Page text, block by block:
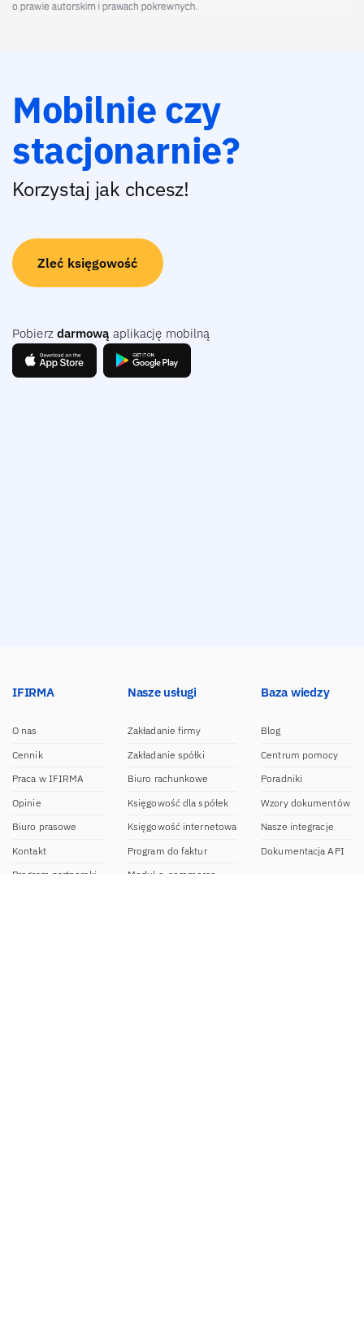
Mobilnie czy
stacjonarnie?
Korzystaj jak chcesz!
Zleć księgowość
Pobierz darmową aplikację mobilną
IFIRMA
O nas
Cennik
Praca w IFIRMA
Opinie
Biuro prasowe
Kontakt
Program partnerski
Nasze usługi
Zakładanie firmy
Zakładanie spółki
Biuro rachunkowe
Księgowość dla spółek
Księgowość internetowa
Program do faktur
Moduł e-commerce
Baza wiedzy
Blog
Centrum pomocy
Poradniki
Wzory dokumentów
Nasze integracje
Dokumentacja API